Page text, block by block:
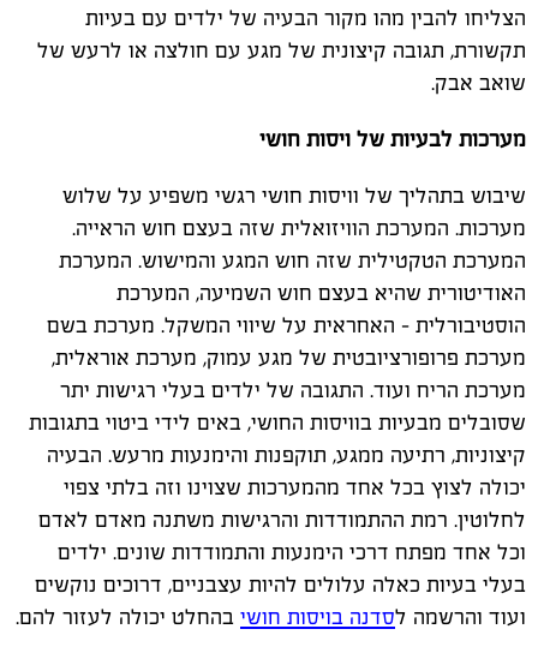
הצליחו להבין מהו מקור הבעיה של ילדים עם בעיות
תקשורת, תגובה קיצונית של מגע עם חולצה או לרעש של
שואב אבק.
מערכות לבעיות של ויסות חושי
שיבוש בתהליך של וויסות חושי רגשי משפיע על שלוש
מערכות. המערכת הוויזואלית שזה בעצם חוש הראייה.
המערכת הטקטילית שזה חוש המגע והמישוש. המערכת
האודיטורית שהיא בעצם חוש השמיעה, המערכת
הוסטיבורלית – האחראית על שיווי המשקל. מערכת בשם
מערכת פרופורציובטית של מגע עמוק, מערכת אוראלית,
מערכת הריח ועוד. התגובה של ילדים בעלי רגישות יתר
שסובלים מבעיות בוויסות החושי, באים לידי ביטוי בתגובות
קיצוניות, רתיעה ממגע, תוקפנות והימנעות מרעש. הבעיה
יכולה לצוץ בכל אחד מהמערכות שצוינו וזה בלתי צפוי
לחלוטין. רמת ההתמודדות והרגישות משתנה מאדם לאדם
וכל אחד מפתח דרכי הימנעות והתמודדות שונים. ילדים
בעלי בעיות כאלה עלולים להיות עצבניים, דרוכים נוקשים
ועוד והרשמה לסדנה בויסות חושי בהחלט יכולה לעזור להם.